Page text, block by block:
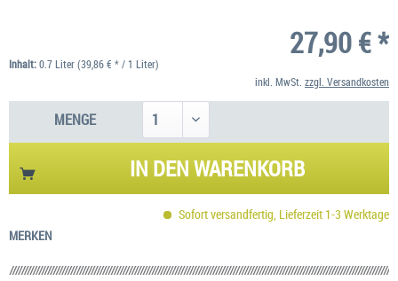
27,90 € *
Inhalt:0.7 Liter (39,86 € * / 1 Liter)
inkl. MwSt. zzgl. Versandkosten
MENGE
IN DENWARENKORB
Sofort versandfertig, Lieferzeit 1-3 Werktage
MERKEN